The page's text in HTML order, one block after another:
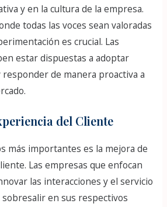
y en la cultura de la empresa.
todas las voces sean valoradas
es crucial. Las
estar dispuestas a adoptar
responder de manera proactiva a
del Cliente
más importantes es la mejora de
Las empresas que enfocan
las interacciones y el servicio
en sus respectivos